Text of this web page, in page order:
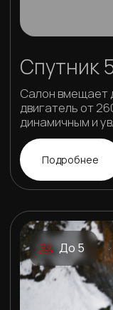
Не
офертой.
стоимость и
уточняйте у
Инновациии
технологии
Технологиии
Нескользящее покрытие